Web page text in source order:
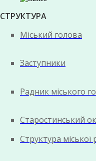
СТРУКТУРА
Міський голова
Заступники
Радник міського
Старостинський
Структура міської